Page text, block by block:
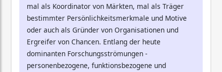
mal als Koordinator von Märkten, mal als Träger
bestimmter Persönlichkeitsmerkmale und Motive
oder auch als Gründer von Organisationen und
Ergreifer von Chancen. Entlang der heute
dominanten Forschungsströmungen -
personenbezogene, funktionsbezogene und